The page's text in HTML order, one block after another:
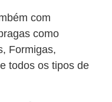
com
como
Formigas,
todos os tipos de